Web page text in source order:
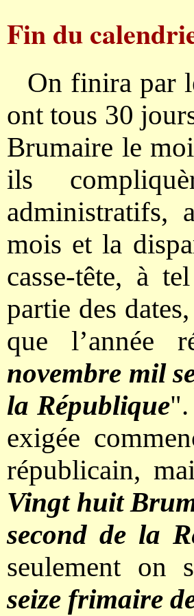
Fin du
On finira par
ont tous 30
Brumaire le
ils
administratifs,
mois et la
casse-tête, à
partie des
que l’année
novembre mil
la République".
exigée
républicain,
Vingt huit
second de la
seulement on
seize frimaire